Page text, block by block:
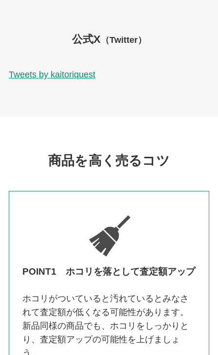
公式X （Twitter）
Tweets by kaitoriquest
商品を高く売るコツ
POINT1 ホコリを落として査定額アップ
ホコリがついていると汚れているとみなさ
れて査定額が低くなる可能性があります。
新品同様の商品でも、ホコリをしっかりと
り、査定額アップの可能性を上げましょ